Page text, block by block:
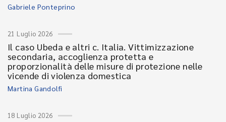
Gabriele Ponteprino
21 Luglio 2026
Il caso Ubeda e altri c. Italia. Vittimizzazione
secondaria, accoglienza protetta e
proporzionalità delle misure di protezione nelle
vicende di violenza domestica
Martina Gandolfi
18 Luglio 2026